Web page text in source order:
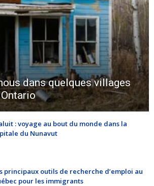
dans quelques villages
: voyage au bout du monde dans la
du Nunavut
principaux outils de recherche d’emploi au
pour les immigrants